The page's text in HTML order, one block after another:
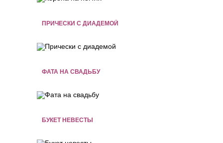
ПРИЧЕСКИ С ДИАДЕМОЙ
ФАТА НА СВАДЬБУ
БУКЕТ НЕВЕСТЫ